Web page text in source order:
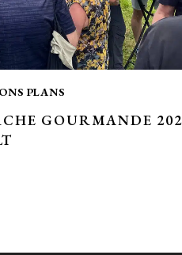
PLANS
GOURMANDE